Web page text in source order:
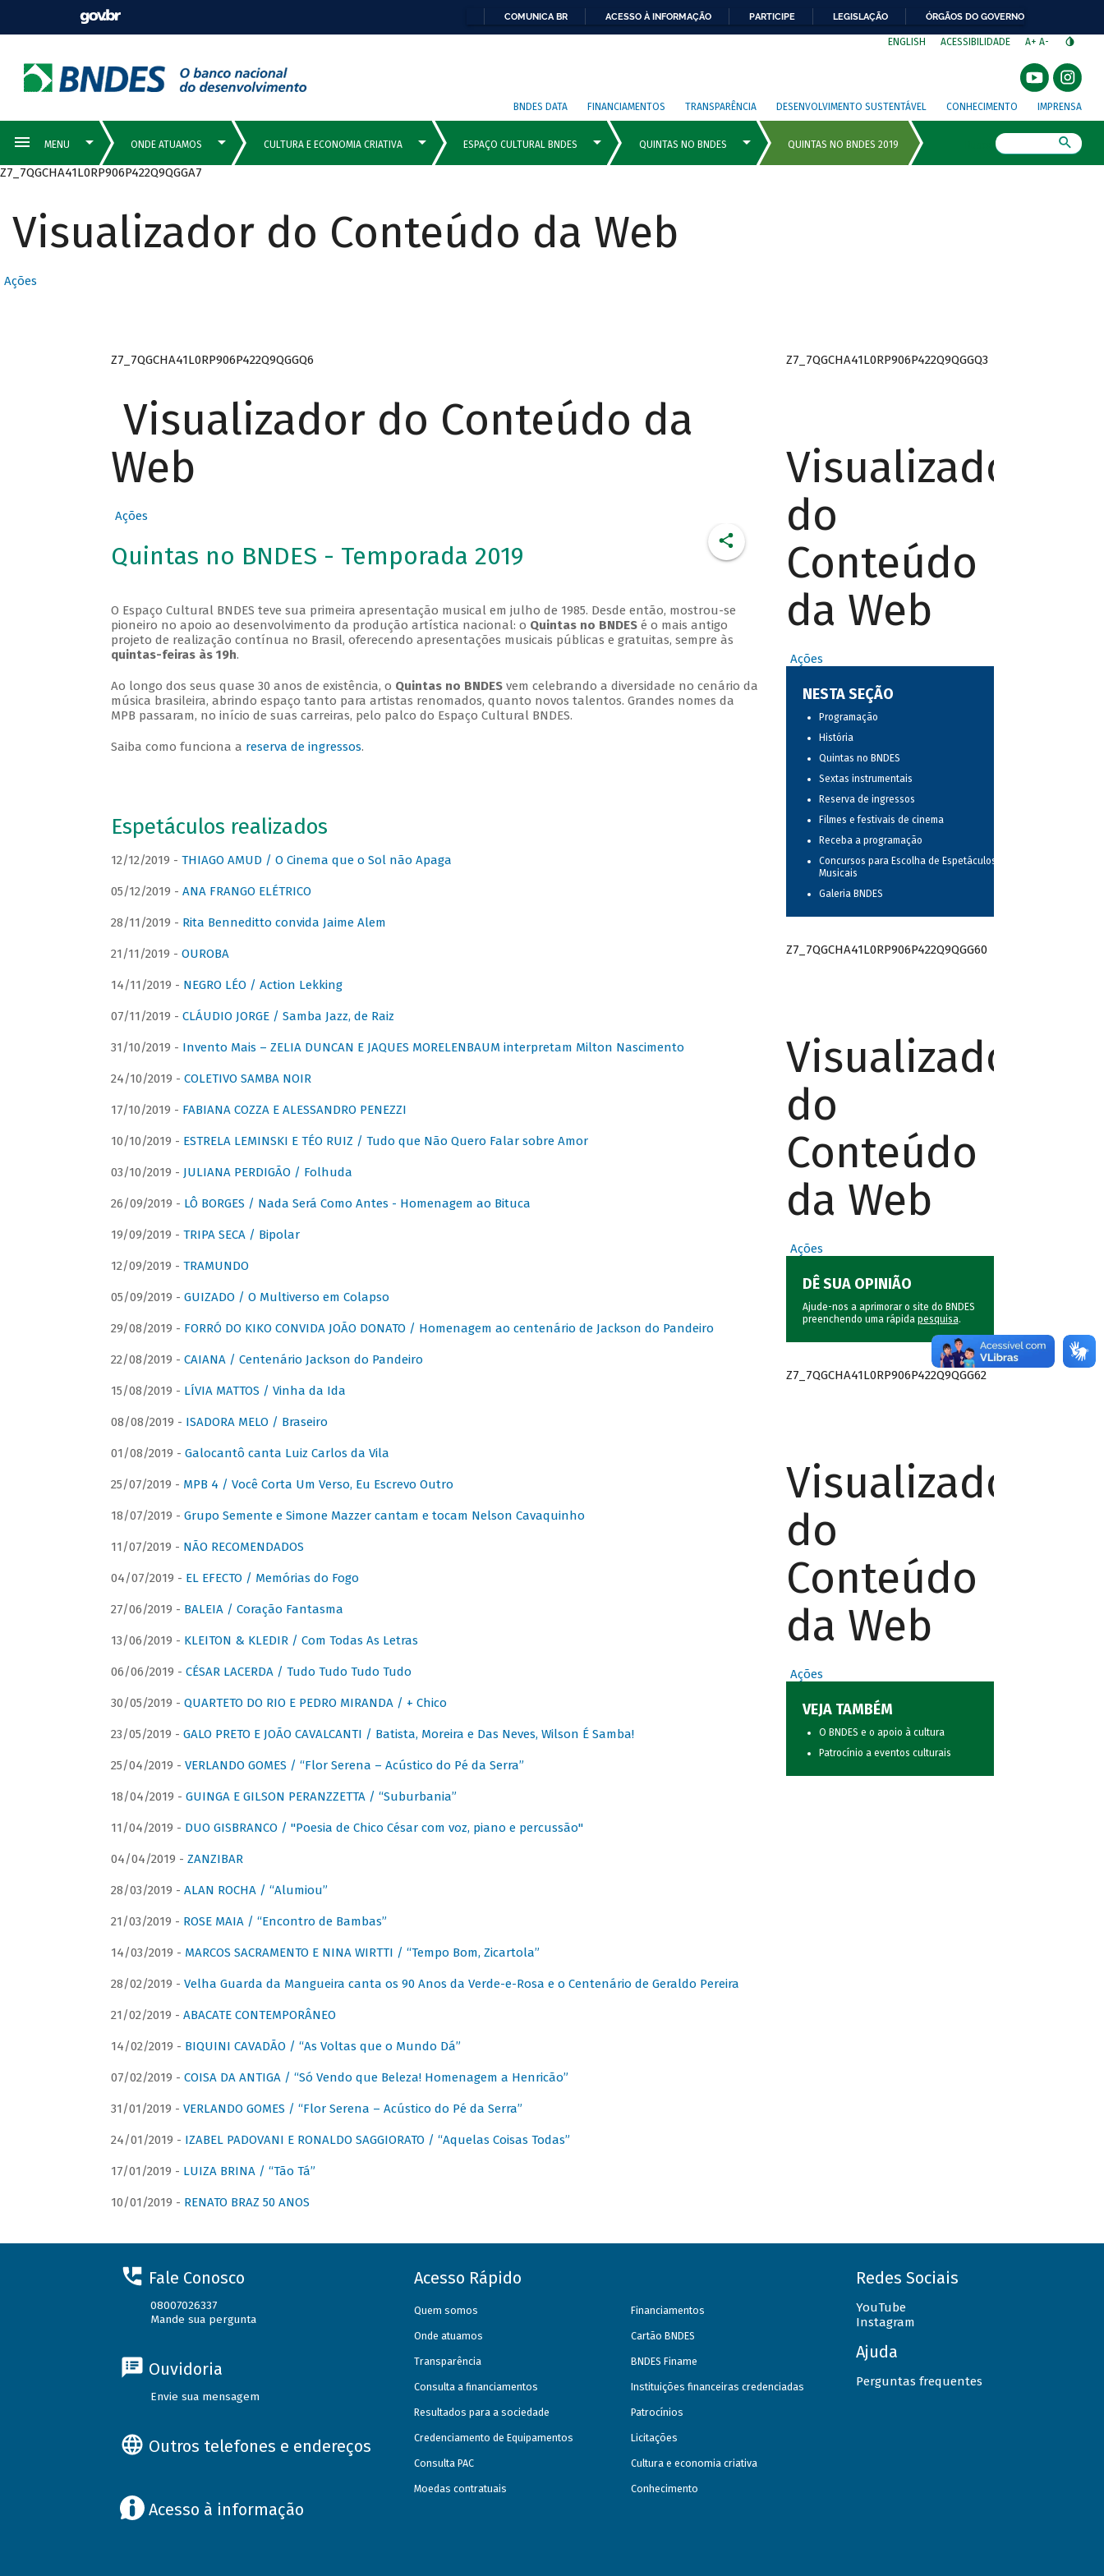
COMUNICA BR ACESSO À INFORMAÇÃO PARTICIPE LEGISLAÇÃO ÓRGÃOS DO GOVERNO
ENGLISH ACESSIBILIDADE A+ A-
BNDES DATA FINANCIAMENTOS TRANSPARÊNCIA DESENVOLVIMENTO SUSTENTÁVEL CONHECIMENTO IMPRENSA
Z7_7QGCHA41L0RP906P422Q9QGGA7
Visualizador do Conteúdo da Web
Ações
Z7_7QGCHA41L0RP906P422Q9QGGQ6
Visualizador do Conteúdo da
Web
Ações
Quintas no BNDES - Temporada 2019
O Espaço Cultural BNDES teve sua primeira apresentação musical em julho de 1985. Desde então, mostrou-se
pioneiro no apoio ao desenvolvimento da produção artística nacional: o Quintas no BNDESé o mais antigo
projeto de realização contínua no Brasil, oferecendo apresentações musicais públicas e gratuitas, sempre às
quintas-feiras às 19h.
Ao longo dos seus quase 30 anos de existência, o Quintas no BNDESvem celebrando a diversidade no cenário da
música brasileira, abrindo espaço tanto para artistas renomados, quanto novos talentos. Grandes nomes da
MPB passaram, no início de suas carreiras, pelo palco do Espaço Cultural BNDES.
Saiba como funciona a reserva de ingressos.
Espetáculos realizados
12/12/2019 - THIAGO AMUD / O Cinema que o Sol não Apaga
05/12/2019 - ANA FRANGO ELÉTRICO
28/11/2019 - Rita Benneditto convida Jaime Alem
21/11/2019 - OUROBA
14/11/2019 - NEGRO LÉO / Action Lekking
07/11/2019 - CLÁUDIO JORGE / Samba Jazz, de Raiz
31/10/2019 - Invento Mais – ZELIA DUNCAN E JAQUES MORELENBAUM interpretam Milton Nascimento
24/10/2019 - COLETIVO SAMBA NOIR
17/10/2019 - FABIANA COZZA E ALESSANDRO PENEZZI
10/10/2019 - ESTRELA LEMINSKI E TÉO RUIZ / Tudo que Não Quero Falar sobre Amor
03/10/2019 - JULIANA PERDIGÃO / Folhuda
26/09/2019 - LÔ BORGES / Nada Será Como Antes - Homenagem ao Bituca
19/09/2019 - TRIPA SECA / Bipolar
12/09/2019 - TRAMUNDO
05/09/2019 - GUIZADO / O Multiverso em Colapso
29/08/2019 - FORRÓ DO KIKO CONVIDA JOÃO DONATO / Homenagem ao centenário de Jackson do Pandeiro
22/08/2019 - CAIANA / Centenário Jackson do Pandeiro
15/08/2019 - LÍVIA MATTOS / Vinha da Ida
08/08/2019 - ISADORA MELO / Braseiro
01/08/2019 - Galocantô canta Luiz Carlos da Vila
25/07/2019 - MPB 4 / Você Corta Um Verso, Eu Escrevo Outro
18/07/2019 - Grupo Semente e Simone Mazzer cantam e tocam Nelson Cavaquinho
11/07/2019 - NÃO RECOMENDADOS
04/07/2019 - EL EFECTO / Memórias do Fogo
27/06/2019 - BALEIA / Coração Fantasma
13/06/2019 - KLEITON & KLEDIR / Com Todas As Letras
06/06/2019 - CÉSAR LACERDA / Tudo Tudo Tudo Tudo
30/05/2019 - QUARTETO DO RIO E PEDRO MIRANDA / + Chico
23/05/2019 - GALO PRETO E JOÃO CAVALCANTI / Batista, Moreira e Das Neves, Wilson É Samba!
25/04/2019 - VERLANDO GOMES / “Flor Serena – Acústico do Pé da Serra”
18/04/2019 - GUINGA E GILSON PERANZZETTA / “Suburbania”
11/04/2019 - DUO GISBRANCO / "Poesia de Chico César com voz, piano e percussão"
04/04/2019 - ZANZIBAR
28/03/2019 - ALAN ROCHA / “Alumiou”
21/03/2019 - ROSE MAIA / “Encontro de Bambas”
14/03/2019 - MARCOS SACRAMENTO E NINA WIRTTI / “Tempo Bom, Zicartola”
28/02/2019 - Velha Guarda da Mangueira canta os 90 Anos da Verde-e-Rosa e o Centenário de Geraldo Pereira
21/02/2019 - ABACATE CONTEMPORÂNEO
14/02/2019 - BIQUINI CAVADÃO / “As Voltas que o Mundo Dá”
07/02/2019 - COISA DA ANTIGA / “Só Vendo que Beleza! Homenagem a Henricão”
31/01/2019 - VERLANDO GOMES / “Flor Serena – Acústico do Pé da Serra”
24/01/2019 - IZABEL PADOVANI E RONALDO SAGGIORATO / “Aquelas Coisas Todas”
17/01/2019 - LUIZA BRINA / “Tão Tá”
10/01/2019 - RENATO BRAZ 50 ANOS
Z7_7QGCHA41L0RP906P422Q9QGGQ3
Visualizador
do
Conteúdo
da Web
Ações
NESTA SEÇÃO
Programação
História
Quintas no BNDES
Sextas instrumentais
Reserva de ingressos
Filmes e festivais de cinema
Receba a programação
Concursos para Escolha de Espetáculos
Musicais
Galeria BNDES
Z7_7QGCHA41L0RP906P422Q9QGG60
Visualizador
do
Conteúdo
da Web
Ações
DÊ SUA OPINIÃO
Ajude-nos a aprimorar o site do BNDES
preenchendo uma rápida pesquisa.
Z7_7QGCHA41L0RP906P422Q9QGG62
Visualizador
do
Conteúdo
da Web
Ações
VEJA TAMBÉM
O BNDES e o apoio à cultura
Patrocínio a eventos culturais
Fale Conosco
08007026337
Mande sua pergunta
Ouvidoria
Envie sua mensagem
Outros telefones e endereços
Acesso à informação
Acesso Rápido
Quem somos
Onde atuamos
Transparência
Consulta a financiamentos
Resultados para a sociedade
Credenciamento de Equipamentos
Consulta PAC
Moedas contratuais
Financiamentos
Cartão BNDES
BNDES Finame
Instituições financeiras credenciadas
Patrocínios
Licitações
Cultura e economia criativa
Conhecimento
Redes Sociais
YouTube
Instagram
Ajuda
Perguntas frequentes